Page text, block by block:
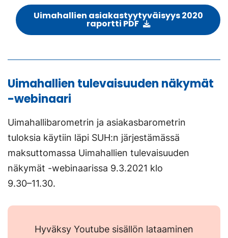
Uimahallien asiakastyytyväisyys 2020
raportti PDF
Uimahallien tulevaisuuden näkymät
-webinaari
Uimahallibarometrin ja asiakasbarometrin
tuloksia käytiin läpi SUH:n järjestämässä
maksuttomassa Uimahallien tulevaisuuden
näkymät -webinaarissa 9.3.2021 klo
9.30–11.30.
Hyväksy Youtube sisällön lataaminen